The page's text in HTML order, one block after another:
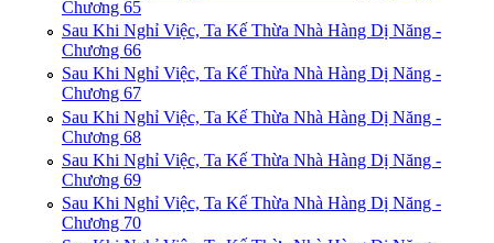
Chương 65
Sau Khi Nghỉ Việc, Ta Kế Thừa Nhà Hàng Dị Năng -
Chương 66
Sau Khi Nghỉ Việc, Ta Kế Thừa Nhà Hàng Dị Năng -
Chương 67
Sau Khi Nghỉ Việc, Ta Kế Thừa Nhà Hàng Dị Năng -
Chương 68
Sau Khi Nghỉ Việc, Ta Kế Thừa Nhà Hàng Dị Năng -
Chương 69
Sau Khi Nghỉ Việc, Ta Kế Thừa Nhà Hàng Dị Năng -
Chương 70